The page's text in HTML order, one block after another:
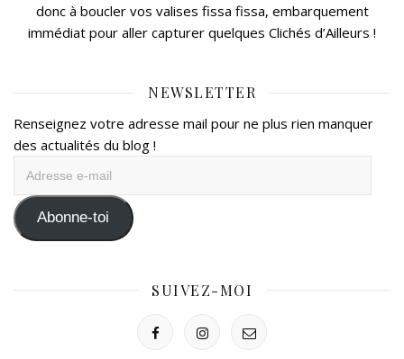
donc à boucler vos valises fissa fissa, embarquement
immédiat pour aller capturer quelques Clichés d’Ailleurs !
NEWSLETTER
Renseignez votre adresse mail pour ne plus rien manquer
des actualités du blog !
mail Abonne-toi
SUIVEZ-MOI